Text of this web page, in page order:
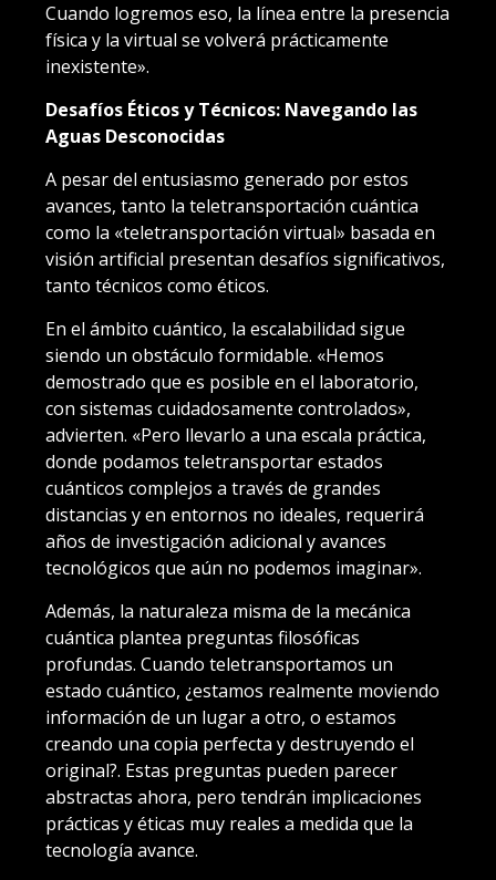
Cuando logremos eso, la línea entre la presencia
física y la virtual se volverá prácticamente
inexistente».
Desafíos Éticos y Técnicos: Navegando las
Aguas Desconocidas
A pesar del entusiasmo generado por estos
avances, tanto la teletransportación cuántica
como la «teletransportación virtual» basada en
visión artificial presentan desafíos significativos,
tanto técnicos como éticos.
En el ámbito cuántico, la escalabilidad sigue
siendo un obstáculo formidable. «Hemos
demostrado que es posible en el laboratorio,
con sistemas cuidadosamente controlados»,
advierten. «Pero llevarlo a una escala práctica,
donde podamos teletransportar estados
cuánticos complejos a través de grandes
distancias y en entornos no ideales, requerirá
años de investigación adicional y avances
tecnológicos que aún no podemos imaginar».
Además, la naturaleza misma de la mecánica
cuántica plantea preguntas filosóficas
profundas. Cuando teletransportamos un
estado cuántico, ¿estamos realmente moviendo
información de un lugar a otro, o estamos
creando una copia perfecta y destruyendo el
original?. Estas preguntas pueden parecer
abstractas ahora, pero tendrán implicaciones
prácticas y éticas muy reales a medida que la
tecnología avance.